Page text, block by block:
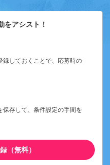
をアシスト！
録しておくことで、応募時の
保存して、条件設定の手間を
（無料）